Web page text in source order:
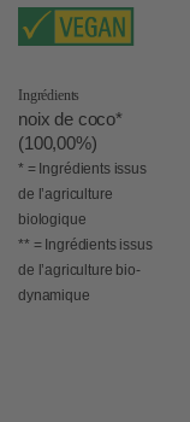
Ingrédients
noix de coco*
(100,00%)
* = Ingrédients issus
de l’agriculture
biologique
** = Ingrédients issus
de l’agriculture bio-
dynamique